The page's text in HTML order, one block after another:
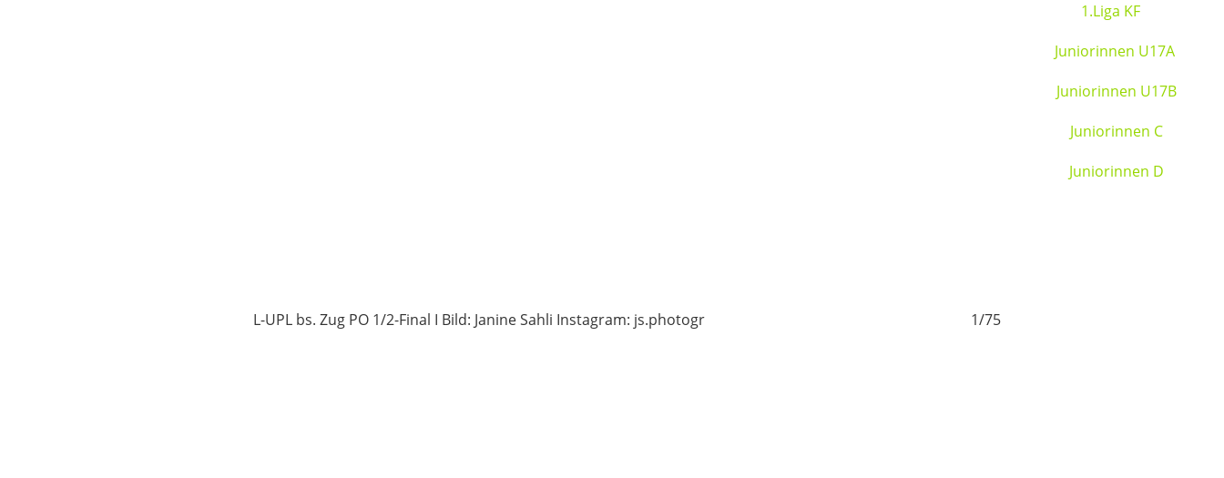
L-UPL bs. Zug PO 1/2-Final I Bild: Janine Sahli Instagram: js.photogr 1/75
1.Liga KF
Juniorinnen U17A
Juniorinnen U17B
Juniorinnen C
Juniorinnen D